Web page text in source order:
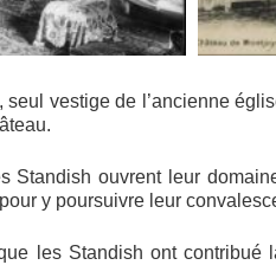
seul vestige de l’ancienne
Standish ouvrent leur
y poursuivre leur
les Standish ont contribué